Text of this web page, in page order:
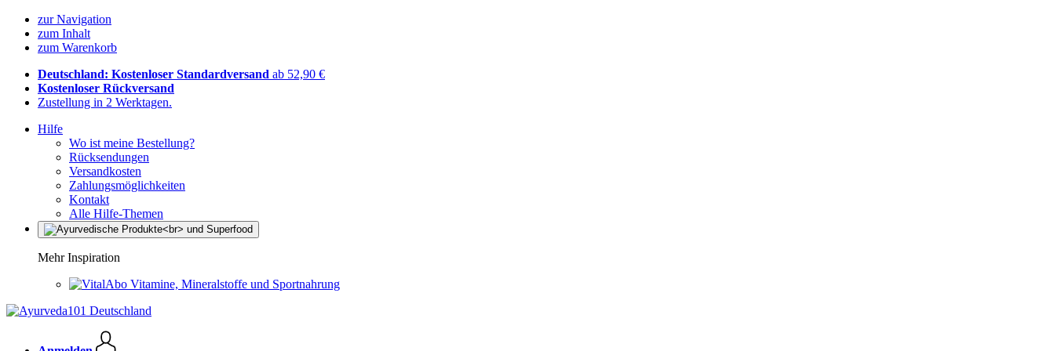
zur Navigation
zum Inhalt
zum Warenkorb
Deutschland: Kostenloser Standardversand ab 52,90 €
Kostenloser Rückversand
Zustellung in 2 Werktagen.
Hilfe
Wo ist meine Bestellung?
Rücksendungen
Versandkosten
Zahlungsmöglichkeiten
Kontakt
Alle Hilfe-Themen
Mehr Inspiration
Vitamine, Mineralstoffe und Sportnahrung